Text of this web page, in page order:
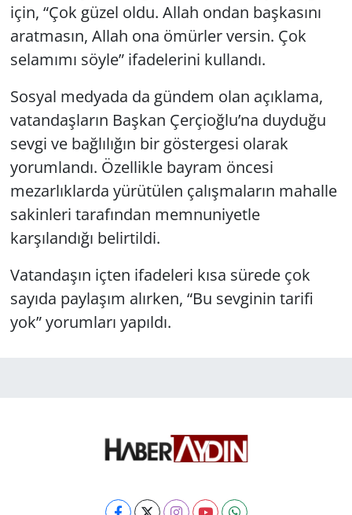
için, “Çok güzel oldu. Allah ondan başkasını
aratmasın, Allah ona ömürler versin. Çok
selamımı söyle” ifadelerini kullandı.
Sosyal medyada da gündem olan açıklama,
vatandaşların Başkan Çerçioğlu’na duyduğu
sevgi ve bağlılığın bir göstergesi olarak
yorumlandı. Özellikle bayram öncesi
mezarlıklarda yürütülen çalışmaların mahalle
sakinleri tarafından memnuniyetle
karşılandığı belirtildi.
Vatandaşın içten ifadeleri kısa sürede çok
sayıda paylaşım alırken, “Bu sevginin tarifi
yok” yorumları yapıldı.